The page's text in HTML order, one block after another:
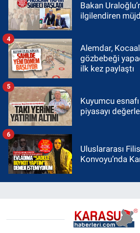
Bakan
ilgilendiren
Alemdar,
gözbebeği
ilk kez paylaştı
4
Kuyumcu
piyasayı
5
Uluslararası
Konvoyu’nda
6